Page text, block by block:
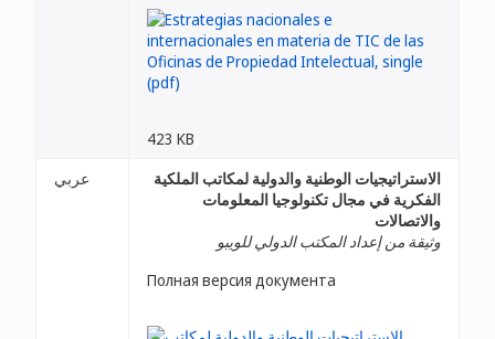
423 KB
عربي
الاستراتيجيات الوطنية والدولية لمكاتب الملكية
الفكرية في مجال تكنولوجيا المعلومات
والاتصالات
وثيقة من إعداد المكتب الدولي للويبو
Полная версия документа